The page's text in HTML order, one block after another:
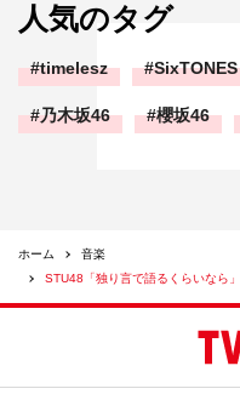
人気のタグ
timelesz SixTONES
乃木坂46 櫻坂46
ホーム
音楽
STU48「独り言で語るくらいなら